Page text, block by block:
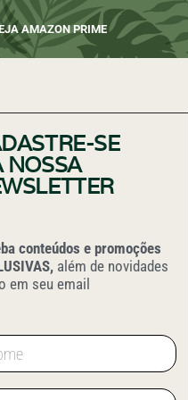
AMAZON PRIME
SE
NOSSA
conteúdos e promoções
além de novidades
em seu email